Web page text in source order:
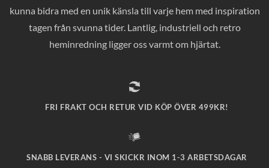
kunna bidra med en unik känsla till varje hem med inspiration
tagen från svunna tider. Lantlig, industriell och retro
heminredning ligger oss varmt om hjärtat.
FRI FRAKT OCH RETUR VID KÖP ÖVER 499KR!
SNABB LEVERANS - VI SKICKR INOM 1-3 ARBETSDAGAR